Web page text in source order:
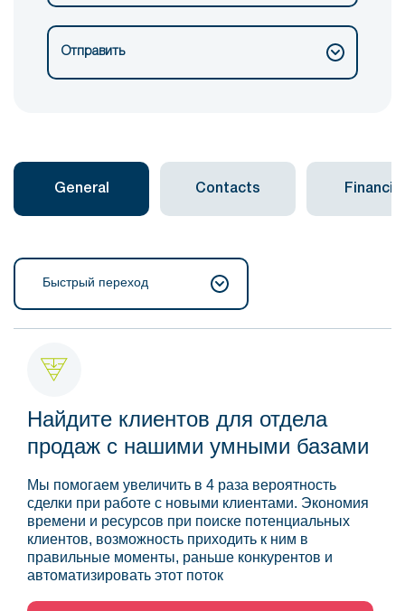
Отправить
General Contacts Financial
Быстрый переход
Найдите клиентов для отдела
продаж с нашими умными базами
Мы помогаем увеличить в 4 раза вероятность
сделки при работе с новыми клиентами. Экономия
времени и ресурсов при поиске потенциальных
клиентов, возможность приходить к ним в
правильные моменты, раньше конкурентов и
автоматизировать этот поток